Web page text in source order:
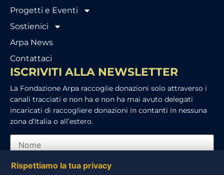
Progetti e Eventi
Sostienici
Arpa News
Contattaci
ISCRIVITI ALLA NEWSLETTER
La Fondazione Arpa raccoglie donazioni solo attraverso i
canali tracciati e non ha e non ha mai avuto delegati
incaricati di raccogliere donazioni in contanti in nessuna
zona d’Italia o all’estero.
Rispettiamo la tua privacy